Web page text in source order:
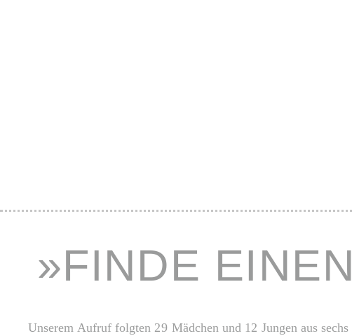
»FINDE
Unserem Aufruf folgten 29 Mädchen und 12 Jungen aus